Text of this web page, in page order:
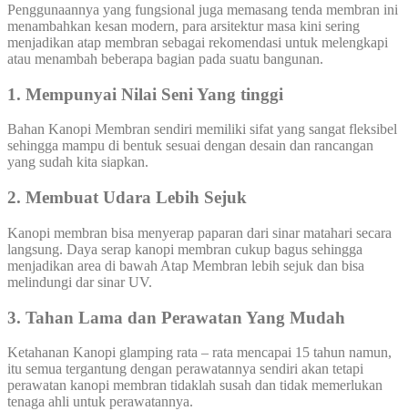
Penggunaannya yang fungsional juga memasang tenda membran ini
menambahkan kesan modern, para arsitektur masa kini sering
menjadikan atap membran sebagai rekomendasi untuk melengkapi
atau menambah beberapa bagian pada suatu bangunan.
1. Mempunyai Nilai Seni Yang tinggi
Bahan Kanopi Membran sendiri memiliki sifat yang sangat fleksibel
sehingga mampu di bentuk sesuai dengan desain dan rancangan
yang sudah kita siapkan.
2. Membuat Udara Lebih Sejuk
Kanopi membran bisa menyerap paparan dari sinar matahari secara
langsung. Daya serap kanopi membran cukup bagus sehingga
menjadikan area di bawah Atap Membran lebih sejuk dan bisa
melindungi dar sinar UV.
3. Tahan Lama dan Perawatan Yang Mudah
Ketahanan Kanopi glamping rata – rata mencapai 15 tahun namun,
itu semua tergantung dengan perawatannya sendiri akan tetapi
perawatan kanopi membran tidaklah susah dan tidak memerlukan
tenaga ahli untuk perawatannya.